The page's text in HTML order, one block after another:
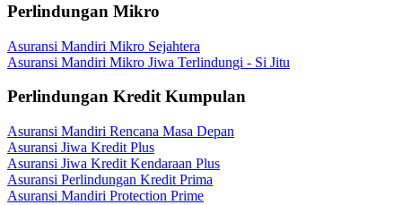
Perlindungan Mikro
Asuransi Mandiri Mikro Sejahtera
Asuransi Mandiri Mikro Jiwa Terlindungi - Si Jitu
Perlindungan Kredit Kumpulan
Asuransi Mandiri Rencana Masa Depan
Asuransi Jiwa Kredit Plus
Asuransi Jiwa Kredit Kendaraan Plus
Asuransi Perlindungan Kredit Prima
Asuransi Mandiri Protection Prime